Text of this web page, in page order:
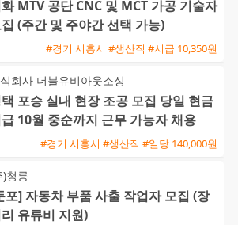
MTV 공단 CNC 및 MCT 가공 기술자
(주간 및 주야간 선택 가능)
#경기 시흥시 #생산직 #시급 10,350원
회사 더블유비아웃소싱
포승 실내 현장 조공 모집 당일 현금
10월 중순까지 근무 가능자 채용
#경기 시흥시 #생산직 #일당 140,000원
)청룡
포] 자동차 부품 사출 작업자 모집 (장
유류비 지원)